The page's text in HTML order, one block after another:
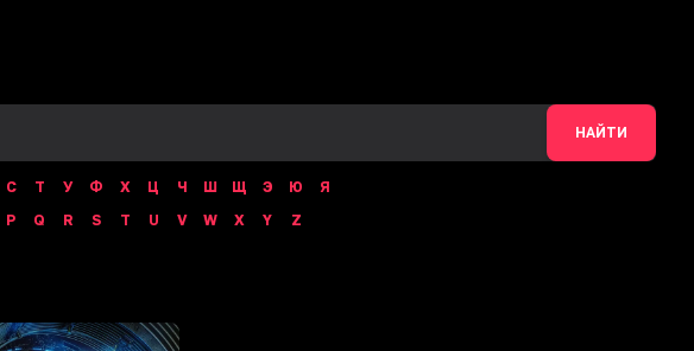
НАЙТИ
С Т У Ф Х Ц Ч Ш Щ Э Ю
Я
P Q R S T U V W X Y Z